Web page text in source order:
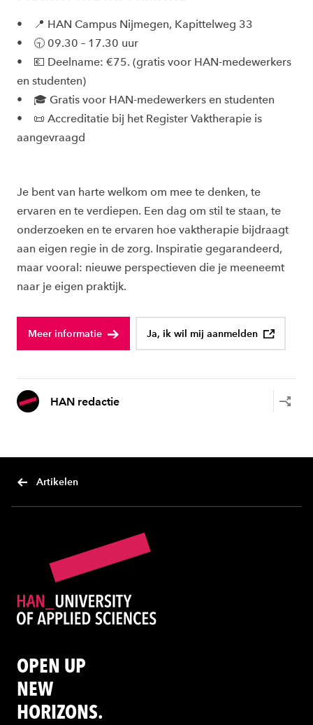
• 📍 HAN Campus Nijmegen, Kapittelweg 33
• 🕤 09.30 – 17.30 uur
• 💶 Deelname: €75. (gratis voor HAN-medewerkers
en studenten)
• 🎓 Gratis voor HAN-medewerkers en studenten
• 📜 Accreditatie bij het Register Vaktherapie is
aangevraagd
Je bent van harte welkom om mee te denken, te
ervaren en te verdiepen. Een dag om stil te staan, te
onderzoeken en te ervaren hoe vaktherapie bijdraagt
aan eigen regie in de zorg. Inspiratie gegarandeerd,
maar vooral: nieuwe perspectieven die je meeneemt
naar je eigen praktijk.
Meer informatie Ja, ik wil mij aanmelden
HAN redactie
Artikelen
OPEN UP
NEW
HORIZONS.